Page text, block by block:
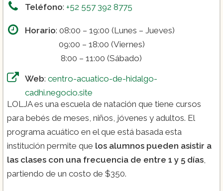
Teléfono: +52 557 392 8775
Horario: 08:00 – 19:00 (Lunes – Jueves)
09:00 – 18:00 (Viernes)
8:00 – 11:00 (Sábado)
Web: centro-acuatico-de-hidalgo-
cadhi.negocio.site
LOLJA es una escuela de natación que tiene cursos
para bebés de meses, niños, jóvenes y adultos. El
programa acuático en el que está basada esta
institución permite que los alumnos pueden asistir a
las clases con una frecuencia de entre 1 y 5 días,
partiendo de un costo de $350.